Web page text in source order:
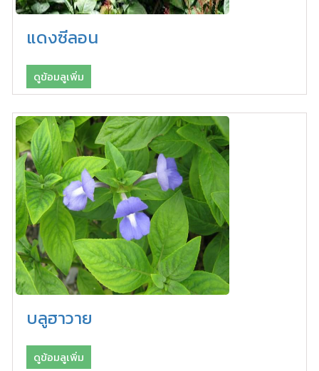
แดงซีลอน
ดูข้อมลูเพิ่ม
บลูฮาวาย
ดูข้อมลูเพิ่ม